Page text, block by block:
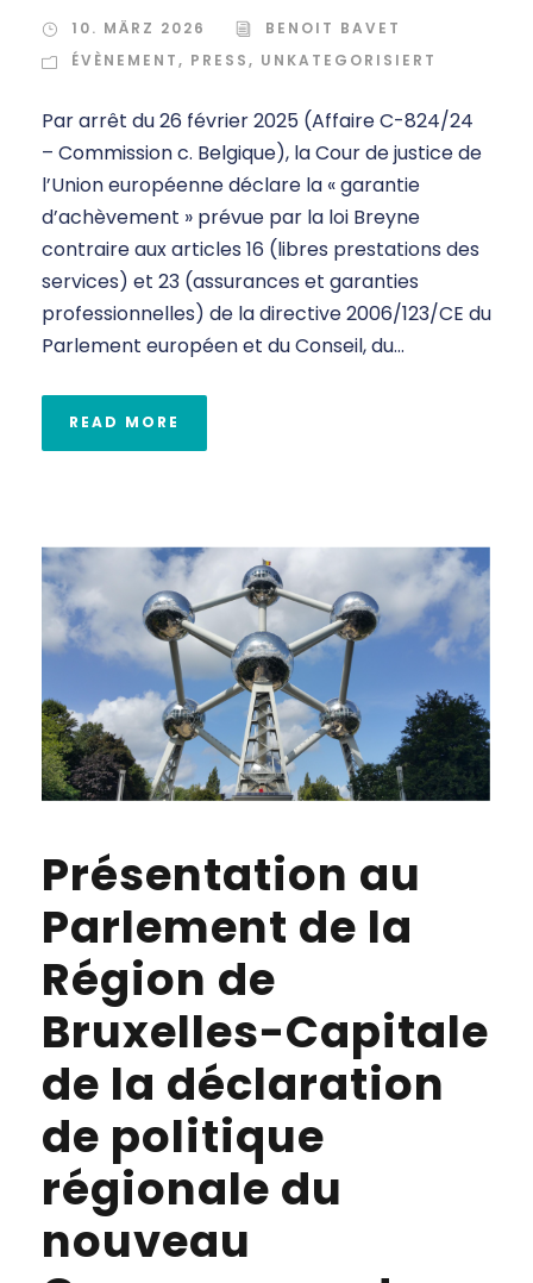
10. MÄRZ 2026
BENOIT BAVET
ÉVÈNEMENT, PRESS, UNKATEGORISIERT
Par arrêt du 26 février 2025 (Affaire C-824/24
– Commission c. Belgique), la Cour de justice de
l’Union européenne déclare la « garantie
d’achèvement » prévue par la loi Breyne
contraire aux articles 16 (libres prestations des
services) et 23 (assurances et garanties
professionnelles) de la directive 2006/123/CE du
Parlement européen et du Conseil, du...
READ MORE
Présentation au
Parlement de la
Région de
Bruxelles-Capitale
de la déclaration
de politique
régionale du
nouveau